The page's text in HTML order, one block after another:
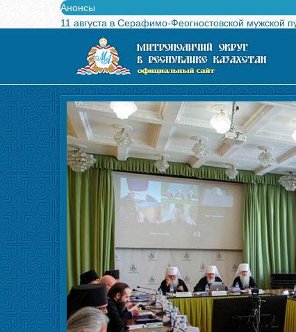
Анонсы
11 августа в Серафимо-Феогностовской мужской
Выпущен в свет буклет о проведении
Вышел в свет новый номер журнала «Свет
Вышла в свет монография «Управляющие Алма-
Алма-Атинская духовная семинария объявляет